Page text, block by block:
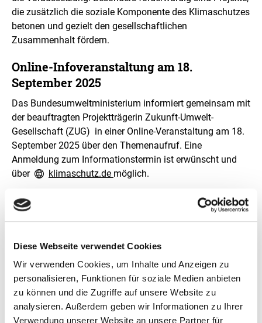
Diese Webseite verwendet Cookies
Wir verwenden Cookies, um Inhalte und Anzeigen zu
personalisieren, Funktionen für soziale Medien anbieten
zu können und die Zugriffe auf unsere Website zu
analysieren. Außerdem geben wir Informationen zu Ihrer
Verwendung unserer Website an unsere Partner für
die zusätzlich die soziale Komponente des Klimaschutzes
betonen und gezielt den gesellschaftlichen
Zusammenhalt fördern.
Online-Infoveranstaltung am 18.
September 2025
Das Bundesumweltministerium informiert gemeinsam mit
der beauftragten Projektträgerin Zukunft-Umwelt-
Gesellschaft (ZUG) in einer Online-Veranstaltung am 18.
September 2025 über den Themenaufruf. Eine
Anmeldung zum Informationstermin ist erwünscht und
über
klimaschutz.de möglich.
Bewerbungsverfahren
Interessierte können ihre Projektskizzen vom 1.
Informationen zum Antragsverfahren und den detaillierten
Anforderungen finden sich in der Richtlinie zur
Bundesförderung für transformative Klimaschutzprojekte
sowie unter
Bundesförderung für transformative
Klimaschutzprojekte.